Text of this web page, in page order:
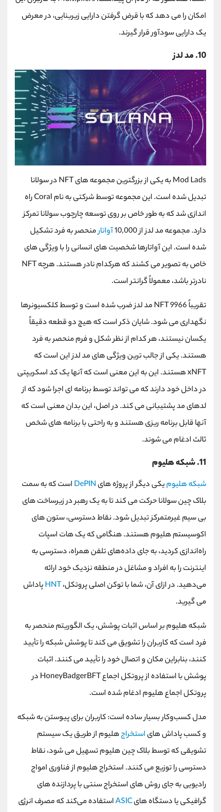
امکان را می دهد که با قرض گرفتن دارایی زیربنایی، در معرض
یک دارایی سودآور قرار گیرند.
10. مد لدز
Mod Ladsبه یکی از بزرگترین مجموعه هایNFT در سولانا
تبدیل شده است. این مجموعه توسط شرکتی به نام Coralراه
اندازی شد که به طور خاص بر روی توسعه چارچوب سولانا تمرکز
دارد. مجموعه مد لدز از 10,000
آواتارمنحصر به فرد تشکیل
شده است. این آواتارها شخصیت ‌های انسانی را با ویژگی ‌های
خاص به تصویر می‌ کشند که هرکدام نادر هستند. هرچهNFT
نادرتر باشد، معمولاً گرانتر است.
تقریباً 9966
NFTمد لدز ضرب شده است و توسط کلکسیونرها
نگهداری می شود. شایان ذکر است که هیچ دو قطعه دقیقاً
یکسان نیستند، هر کدام از نظر شکل و فرم منحصر به فرد
هستند. یکی از جالب ترین ویژگی های مد لدز این است که
xNFTهستند. این به این معنی است که آنها یک کد اسکریپتی
در داخل خود دارند که می تواند توسط برنامه ای اجرا شود که از
لدهای مد پشتیبانی می کند. در اصل، این بدان معنی است که
آنها قابل برنامه ریزی هستند و به راحتی با برنامه های شخص
ثالث ادغام می شوند.
11. شبکه هلیوم
شبکه هلیومیکی دیگر از پروژه هایDePIN است که به سمت
بلاک چین سولانا حرکت می کند تا به یک رهبر در زیرساخت های
بی سیم غیرمتمرکز تبدیل شود. نقاط دسترسی، ستون های
اکوسیستم هلیوم هستند. هنگامی که یک هات اسپات
راه‌اندازی کردید، به جای داده‌های تلفن همراه، دسترسی به
اینترنت را به افراد و مشاغل در منطقه نزدیک خود ارائه
می‌دهید. در ازای آن، شما با توکن اصلی پروتکل،HNTپاداش
می گیرید.
شبکه هلیوم بر اساس اثبات پوشش، یک الگوریتم منحصر به
فرد است که کاربران را تشویق می کند تا پوشش شبکه را تأیید
کنند، بنابراین مکان و اتصال خود را تأیید می کنند. اثبات
پوشش با استفاده از پروتکل اجماعHoneyBadgerBFT در
پروتکل اجماع هلیوم ادغام شده است.
مدل کسب‌وکار بسیار ساده است: کاربران برای پیوستن به شبکه
و کسب پاداش‌ هایاستخراجهلیوم از طریق یک سیستم
تشویقی که توسط بلاک چین هلیوم تسهیل می ‌شود، نقاط
دسترسی را توزیع می ‌کنند. استخراج هلیوم از فناوری امواج
رادیویی به جای روش ‌های استخراج سنتی با پردازنده ‌های
گرافیکی یا دستگاه ‌هایASICاستفاده می‌کند که مصرف انرژی